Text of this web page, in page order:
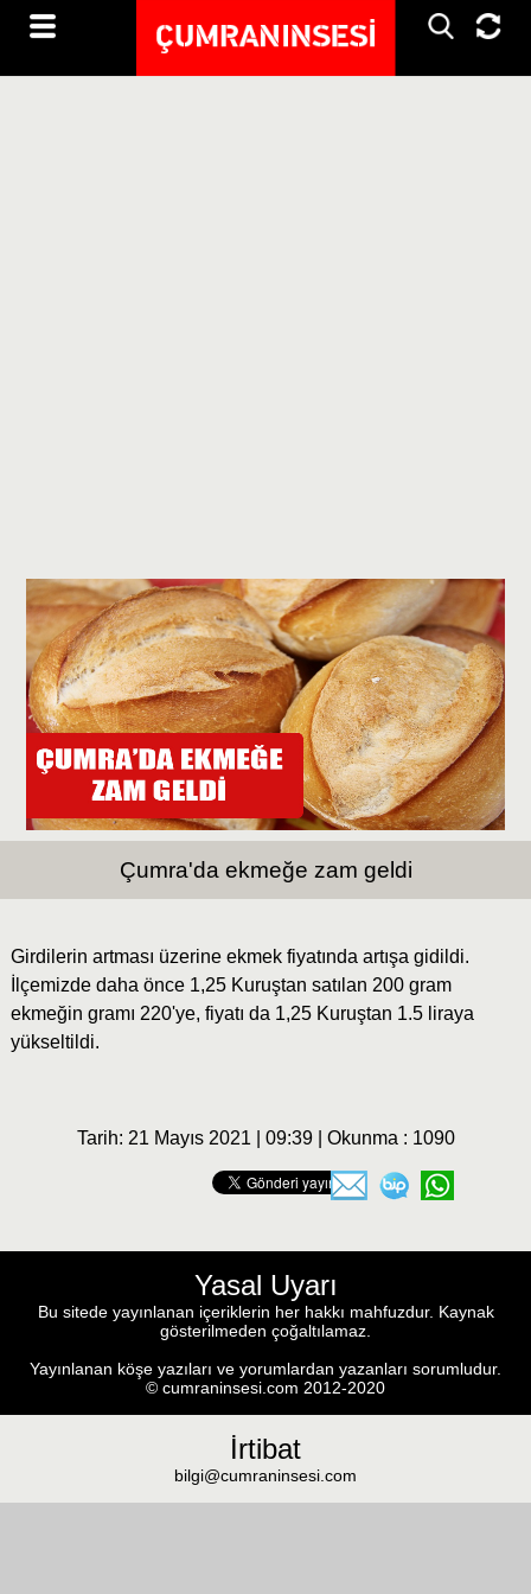
Çumra'da ekmeğe zam geldi
Girdilerin artması üzerine ekmek fiyatında artışa gidildi.
İlçemizde daha önce 1,25 Kuruştan satılan 200 gram
ekmeğin gramı 220'ye, fiyatı da 1,25 Kuruştan 1.5 liraya
yükseltildi.
Tarih: 21 Mayıs 2021 | 09:39 | Okunma : 1090
Yasal Uyarı
Bu sitede yayınlanan içeriklerin her hakkı mahfuzdur. Kaynak
gösterilmeden çoğaltılamaz.
Yayınlanan köşe yazıları ve yorumlardan yazanları sorumludur.
© cumraninsesi.com 2012-2020
İrtibat
bilgi@cumraninsesi.com